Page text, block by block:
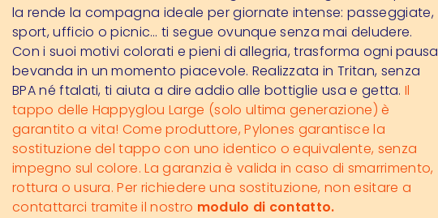
la rende la compagna ideale per giornate intense: passeggiate,
sport, ufficio o picnic… ti segue ovunque senza mai deludere.
Con i suoi motivi colorati e pieni di allegria, trasforma ogni pausa
bevanda in un momento piacevole. Realizzata in Tritan, senza
BPA né ftalati, ti aiuta a dire addio alle bottiglie usa e getta.Il
tappo delle Happyglou Large (solo ultima generazione) è
garantito a vita! Come produttore, Pylones garantisce la
sostituzione del tappo con uno identico o equivalente, senza
impegno sul colore. La garanzia è valida in caso di smarrimento,
rottura o usura. Per richiedere una sostituzione, non esitare a
contattarci tramite il nostro modulo di contatto.